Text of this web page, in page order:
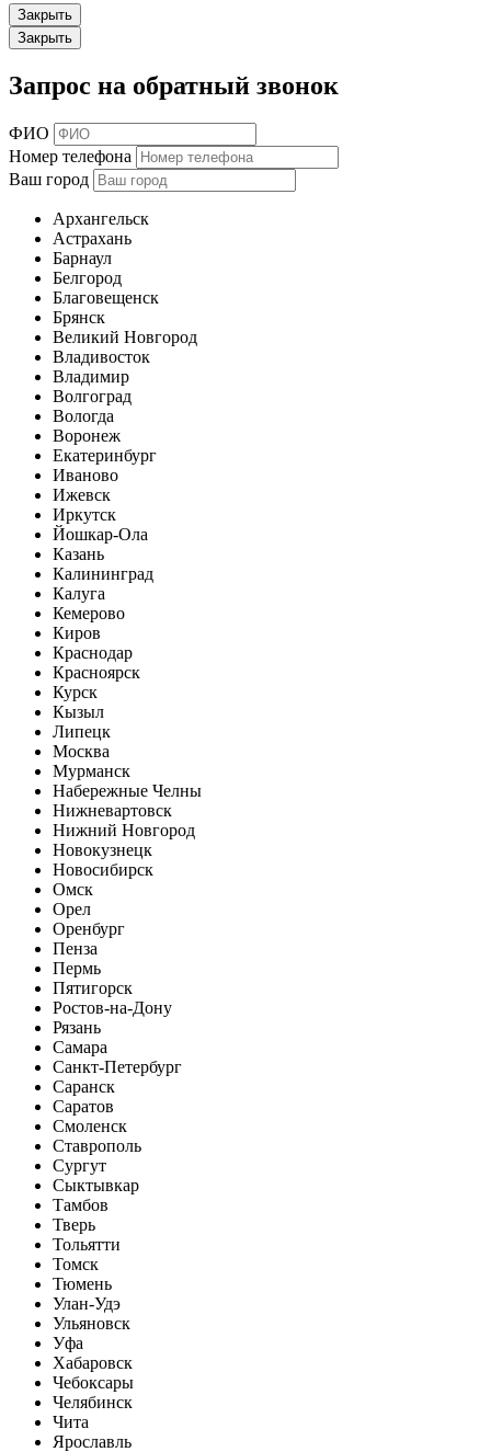
Закрыть
Закрыть
Запрос на обратный звонок
ФИО
Номер телефона
Ваш город
Архангельск
Астрахань
Барнаул
Белгород
Благовещенск
Брянск
Великий Новгород
Владивосток
Владимир
Волгоград
Вологда
Воронеж
Екатеринбург
Иваново
Ижевск
Иркутск
Йошкар-Ола
Казань
Калининград
Калуга
Кемерово
Киров
Краснодар
Красноярск
Курск
Кызыл
Липецк
Москва
Мурманск
Набережные Челны
Нижневартовск
Нижний Новгород
Новокузнецк
Новосибирск
Омск
Орел
Оренбург
Пенза
Пермь
Пятигорск
Ростов-на-Дону
Рязань
Самара
Санкт-Петербург
Саранск
Саратов
Смоленск
Ставрополь
Сургут
Сыктывкар
Тамбов
Тверь
Тольятти
Томск
Тюмень
Улан-Удэ
Ульяновск
Уфа
Хабаровск
Чебоксары
Челябинск
Чита
Ярославль